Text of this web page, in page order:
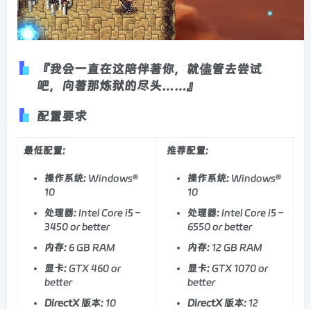
『我会一直在这陪伴著你，就儘管去尝试
吧，向著那炼狱的尽头……』
配置要求
最低配置:
操作系统: Windows®
10
处理器:Intel Core i5 –
3450 or better
内存:6 GB RAM
显卡:GTX 460 or
better
DirectX 版本: 10
推荐配置:
操作系统: Windows®
10
处理器:Intel Core i5 –
6550 or better
内存: 12 GB RAM
显卡:GTX 1070 or
better
DirectX 版本: 12